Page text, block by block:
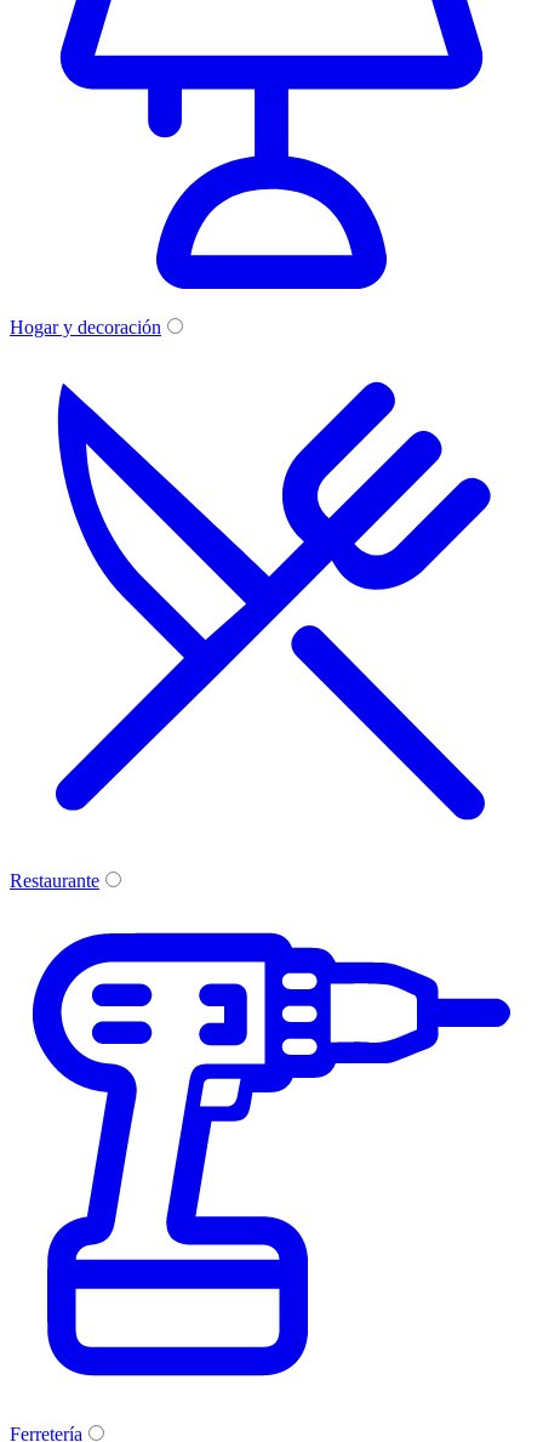
Hogar y decoración
Restaurante
Ferretería